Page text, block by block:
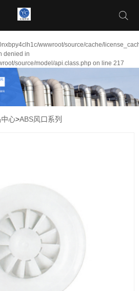
wwwroot/source/cache/
denied in
source/model/api.class.php on line 217
心>ABS风口系列